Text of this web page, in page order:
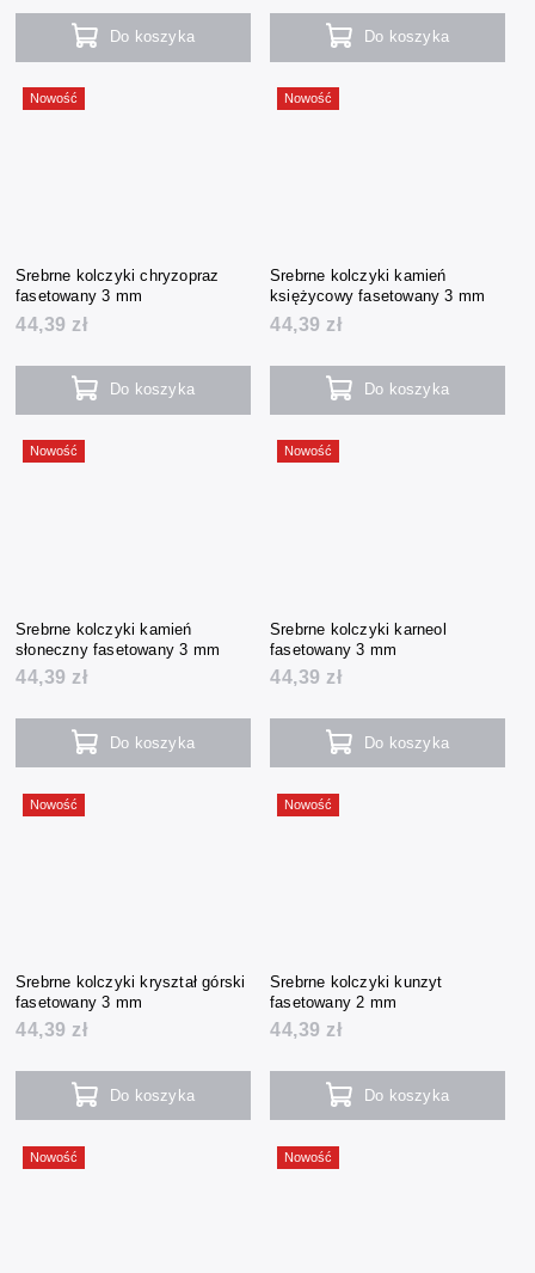
Do koszyka Do koszyka
Nowość
Srebrne kolczyki chryzopraz
fasetowany 3 mm
44,39 zł
Do koszyka
Nowość
Srebrne kolczyki kamień
księżycowy fasetowany 3 mm
44,39 zł
Do koszyka
Nowość
Srebrne kolczyki kamień
słoneczny fasetowany 3 mm
44,39 zł
Do koszyka
Nowość
Srebrne kolczyki karneol
fasetowany 3 mm
44,39 zł
Do koszyka
Nowość
Srebrne kolczyki kryształ górski
fasetowany 3 mm
44,39 zł
Do koszyka
Nowość
Srebrne kolczyki kunzyt
fasetowany 2 mm
44,39 zł
Do koszyka
Nowość Nowość